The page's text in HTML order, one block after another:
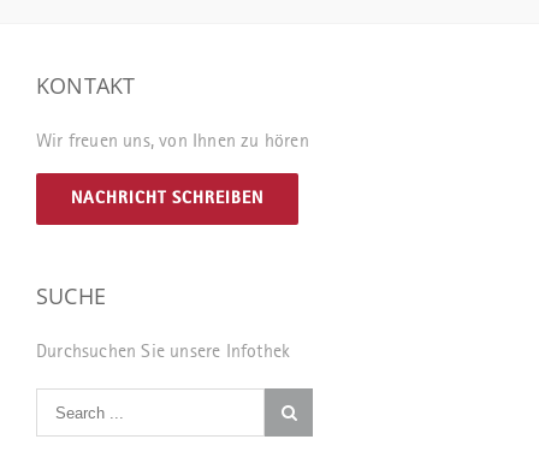
KONTAKT
Wir freuen uns, von Ihnen zu hören
NACHRICHT SCHREIBEN
SUCHE
Durchsuchen Sie unsere Infothek